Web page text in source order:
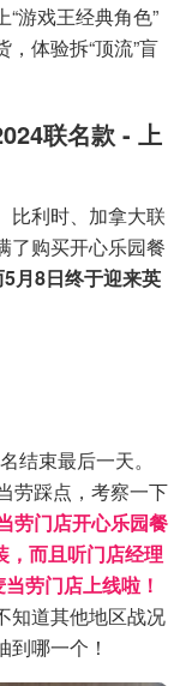
游戏王经典角色”
，体验拆“顶流”盲
联名款 - 上
比利时、加拿大联
了购买开心乐园餐
5月8日终于迎来英
结束最后一天。
劳踩点，考察一下
劳门店开心乐园餐
而且听门店经理
劳门店上线啦！
知道其他地区战况
哪一个！